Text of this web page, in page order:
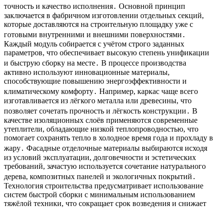
точность и качество исполнения․ Основной принцип
заключается в фабричном изготовлении отдельных секций,
которые доставляются на строительную площадку уже с
готовыми внутренними и внешними поверхностями․
Каждый модуль собирается с учётом строго заданных
параметров, что обеспечивает высокую степень унификации
и быструю сборку на месте․ В процессе производства
активно используют инновационные материалы,
способствующие повышению энергоэффективности и
климатическому комфорту․ Например, каркас чаще всего
изготавливается из лёгкого металла или древесины, что
позволяет сочетать прочность и лёгкость конструкции․ В
качестве изоляционных слоёв применяются современные
утеплители, обладающие низкой теплопроводностью, что
помогает сохранять тепло в холодное время года и прохладу в
жару․ Фасадные отделочные материалы выбираются исходя
из условий эксплуатации, долговечности и эстетических
требований, зачастую используется сочетание натурального
дерева, композитных панелей и экологичных покрытий․
Технология строительства предусматривает использование
систем быстрой сборки с минимальным использованием
тяжёлой техники, что сокращает срок возведения и снижает